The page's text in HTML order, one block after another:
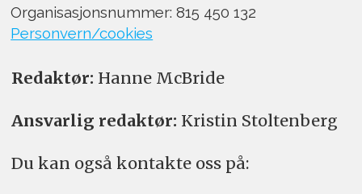
Organisasjonsnummer: 815 450 132
Personvern/cookies
Redaktør: Hanne McBride
Ansvarlig redaktør: Kristin Stoltenberg
Du kan også kontakte oss på: